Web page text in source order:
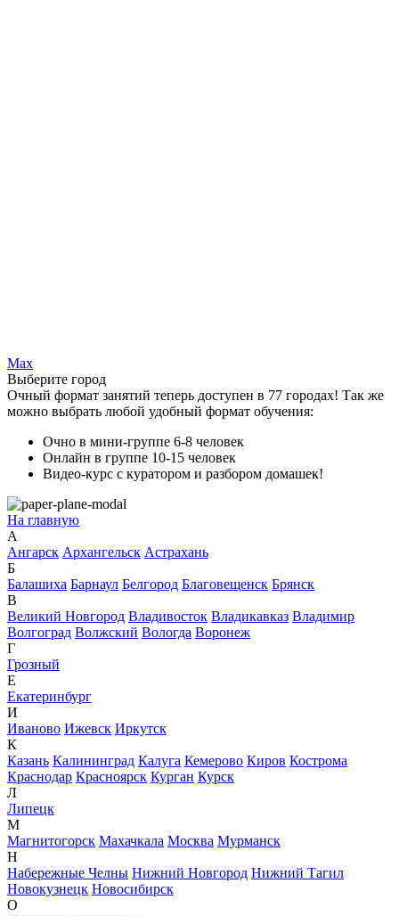
Max
Выберите город
Очный формат занятий теперь доступен в 77 городах! Так же
можно выбрать любой удобный формат обучения:
Очно в мини-группе 6-8 человек
Онлайн в группе 10-15 человек
Видео-курс с куратором и разбором домашек!
На главную
А
Ангарск Архангельск Астрахань
Б
Балашиха Барнаул Белгород Благовещенск Брянск
В
Великий Новгород Владивосток Владикавказ Владимир
Волгоград Волжский Вологда Воронеж
Г
Грозный
Е
Екатеринбург
И
Иваново Ижевск Иркутск
К
Казань Калининград Калуга Кемерово Киров Кострома
Краснодар Красноярск Курган Курск
Л
Липецк
М
Магнитогорск Махачкала Москва Мурманск
Н
Набережные Челны Нижний Новгород Нижний Тагил
Новокузнецк Новосибирск
О